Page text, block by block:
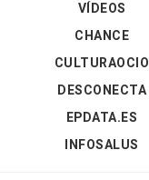
VÍDEOS
CHANCE
CULTURAOCIO
DESCONECTA
EPDATA.ES
INFOSALUS